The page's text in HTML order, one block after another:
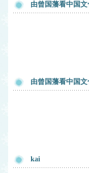
由曾国藩看中国
由曾国藩看中国
kai